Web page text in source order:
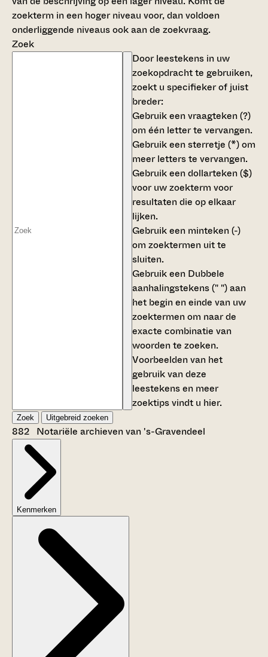
zoekterm in een hoger niveau voor, dan voldoen
onderliggende niveaus ook aan de zoekvraag.
Zoek
Door leestekens in uw
zoekopdracht te gebruiken,
zoekt u specifieker of juist
breder:
Gebruik eenvraagteken (?)
om één letter te vervangen.
Gebruik eensterretje (*)om
meer letters te vervangen.
Gebruik eendollarteken ($)
voor uw zoekterm voor
resultaten die op elkaar
lijken.
Gebruik een minteken (-)
om zoektermen uit te
sluiten.
Gebruik een Dubbele
aanhalingstekens (" ")aan
het begin en einde van uw
zoektermen om naar de
exacte combinatie van
woorden te zoeken.
Voorbeelden van het
gebruik van deze
leestekens en meer
zoektips vindt u hier.
Zoek Uitgebreid zoeken
882 Notariële archieven van 's-Gravendeel
Kenmerken